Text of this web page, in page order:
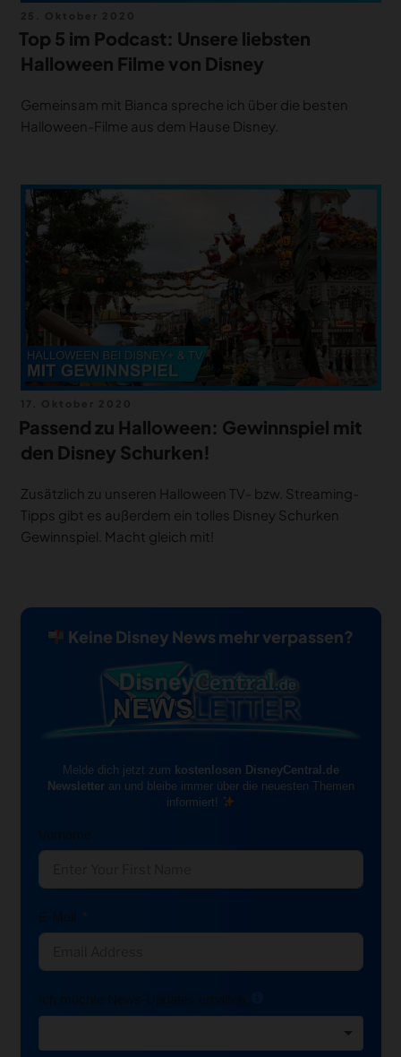
am
Top 5 im Podcast: Unsere liebsten
Halloween Filme von Disney
Gemeinsam mit Bianca spreche ich über die besten
Halloween-Filme aus dem Hause Disney.
am
Passend zu Halloween: Gewinnspiel mit
den Disney Schurken!
Zusätzlich zu unseren Halloween TV- bzw. Streaming-
Tipps gibt es außerdem ein tolles Disney Schurken
Gewinnspiel. Macht gleich mit!
Keine Disney News mehr verpassen?
Melde dich jetzt zum kostenlosen DisneyCentral.de
Newsletteran und bleibe immer über die neuesten Themen
informiert!
Vorname
E-Mail
Ich möchte News-Updates erhalten: